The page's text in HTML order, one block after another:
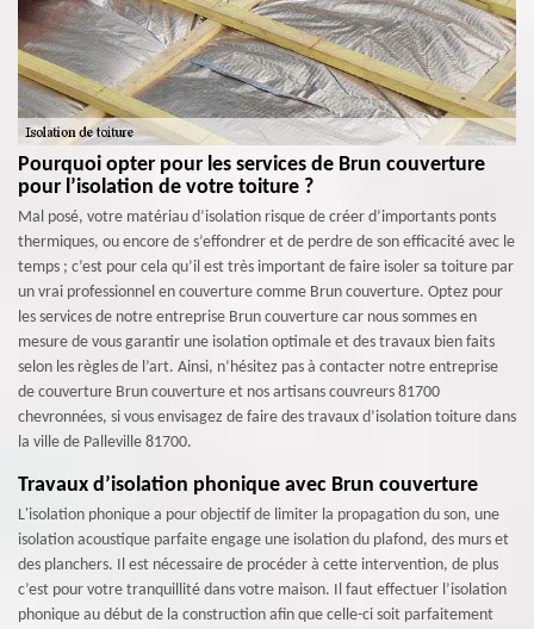
Pourquoi opter pour les services de Brun couverture
pour l’isolation de votre toiture ?
Mal posé, votre matériau d’isolation risque de créer d’importants ponts
thermiques, ou encore de s’effondrer et de perdre de son efficacité avec le
temps ; c’est pour cela qu’il est très important de faire isoler sa toiture par
un vrai professionnel en couverture comme Brun couverture. Optez pour
les services de notre entreprise Brun couverture car nous sommes en
mesure de vous garantir une isolation optimale et des travaux bien faits
selon les règles de l’art. Ainsi, n’hésitez pas à contacter notre entreprise
de couverture Brun couverture et nos artisans couvreurs 81700
chevronnées, si vous envisagez de faire des travaux d’isolation toiture dans
la ville de Palleville 81700.
Travaux d’isolation phonique avec Brun couverture
L'isolation phonique a pour objectif de limiter la propagation du son, une
isolation acoustique parfaite engage une isolation du plafond, des murs et
des planchers. Il est nécessaire de procéder à cette intervention, de plus
c’est pour votre tranquillité dans votre maison. Il faut effectuer l’isolation
phonique au début de la construction afin que celle-ci soit parfaitement